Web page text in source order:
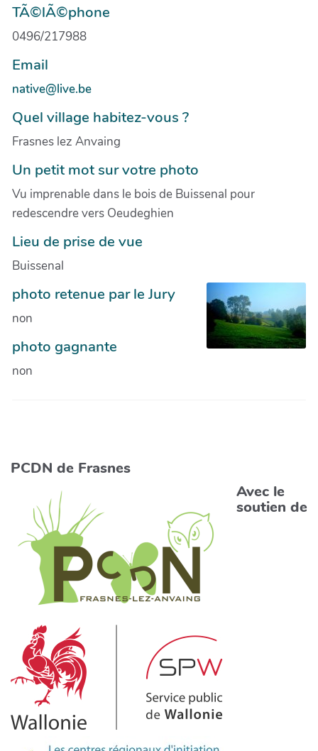
TÃ©lÃ©phone
0496/217988
Email
native@live.be
Quel village habitez-vous ?
Frasnes lez Anvaing
Un petit mot sur votre photo
Vu imprenable dans le bois de Buissenal pour
redescendre vers Oeudeghien
Lieu de prise de vue
Buissenal
photo retenue par le Jury
non
photo gagnante
non
PCDN de Frasnes
Avec le
soutien de